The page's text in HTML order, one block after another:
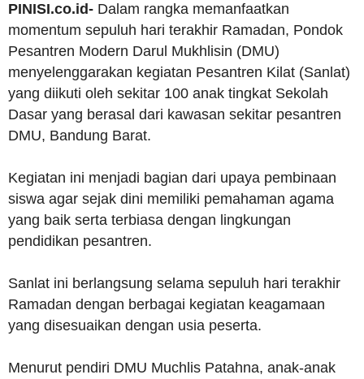
PINISI.co.id- Dalam rangka memanfaatkan
momentum sepuluh hari terakhir Ramadan, Pondok
Pesantren Modern Darul Mukhlisin (DMU)
menyelenggarakan kegiatan Pesantren Kilat (Sanlat)
yang diikuti oleh sekitar 100 anak tingkat Sekolah
Dasar yang berasal dari kawasan sekitar pesantren
DMU, Bandung Barat.
Kegiatan ini menjadi bagian dari upaya pembinaan
siswa agar sejak dini memiliki pemahaman agama
yang baik serta terbiasa dengan lingkungan
pendidikan pesantren.
Sanlat ini berlangsung selama sepuluh hari terakhir
Ramadan dengan berbagai kegiatan keagamaan
yang disesuaikan dengan usia peserta.
Menurut pendiri DMU Muchlis Patahna, anak-anak